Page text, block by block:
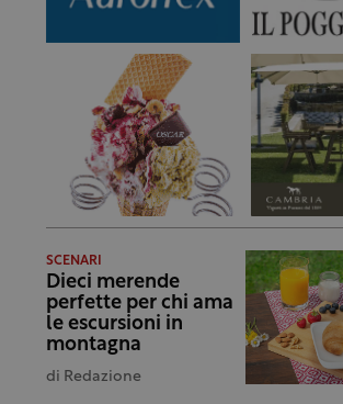
SCENARI
Dieci merende
perfette per chi ama
le escursioni in
montagna
di Redazione